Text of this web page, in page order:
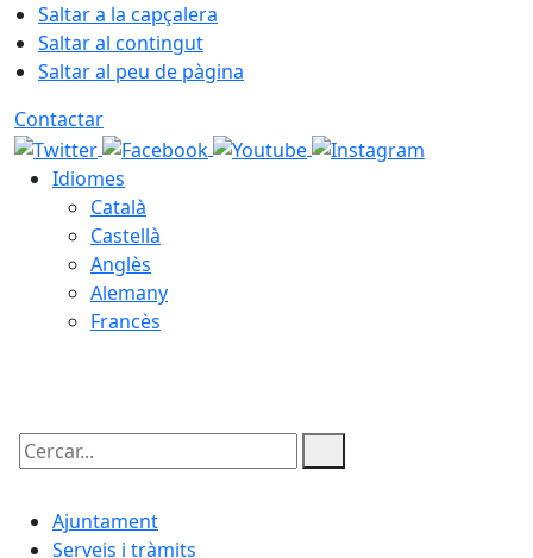
Saltar a la capçalera
Saltar al contingut
Saltar al peu de pàgina
Contactar
Idiomes
Català
Castellà
Anglès
Alemany
Francès
Cercar:
Ajuntament
Serveis i tràmits